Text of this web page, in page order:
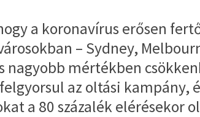
a koronavírus erősen
– Sydney,
nagyobb mértékben
az oltási
a 80 százalék elérésekor